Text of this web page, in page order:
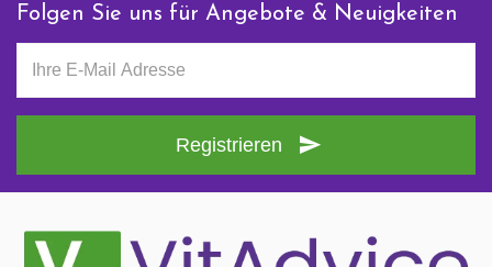
Folgen Sie uns für Angebote & Neuigkeiten
Registrieren